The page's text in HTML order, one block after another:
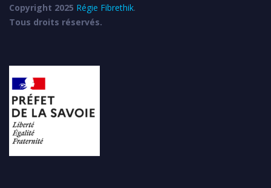
Copyright 2025 Régie Fibrethik.
Tous droits réservés.